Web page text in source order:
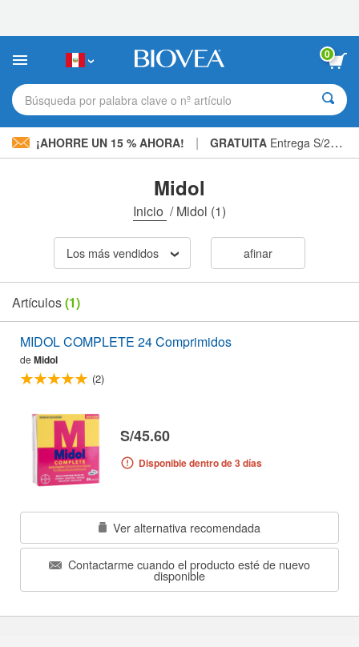
sitio
incluye
sistema
de
0
Búsqueda por palabra clave o nº artículo
¡AHORRE UN 15 % AHORA! | GRATUITA Entrega S/234.00 »
Midol
Inicio /Midol (1)
Los más vendidos afinar
Artículos(1)
MIDOL COMPLETE 24 Comprimidos
de Midol
(2)
S/45.60
Disponible dentro de 3 días
Ver alternativa recomendada
Contactarme cuando el producto esté de nuevo
disponible